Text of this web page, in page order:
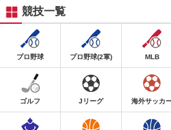
競技一覧
プロ野球 プロ野球(2軍) MLB
ゴルフ Jリーグ 海外サッカ